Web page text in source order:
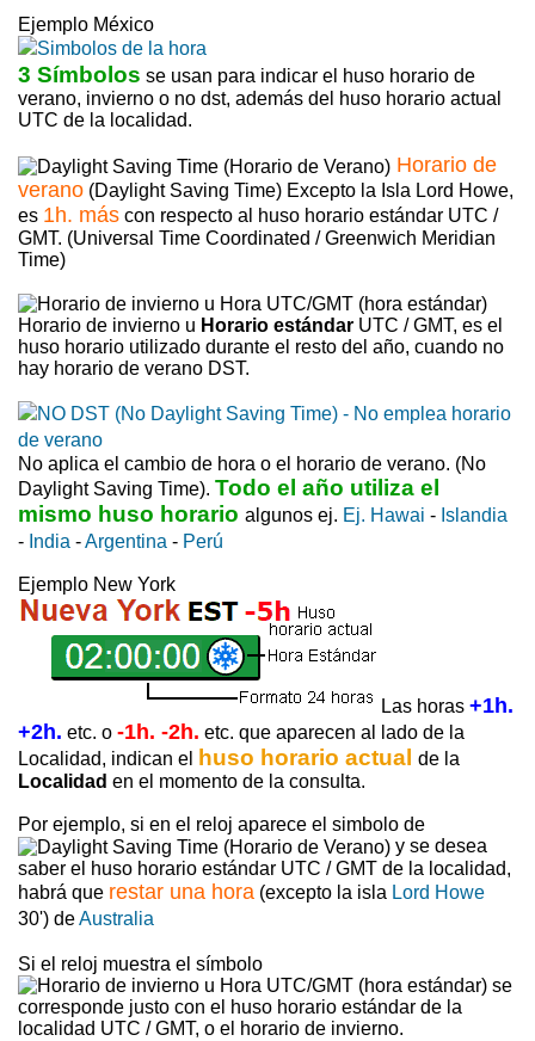
Ejemplo México
3 Símbolos se usan para indicar el huso horario de
verano, invierno o no dst, además del huso horario actual
UTC de la localidad.
Horario de
verano (Daylight Saving Time) Excepto la Isla Lord Howe,
es 1h. más con respecto al huso horario estándar UTC /
GMT. (Universal Time Coordinated / Greenwich Meridian
Time)
Horario de invierno u Horario estándar UTC / GMT, es el
huso horario utilizado durante el resto del año, cuando no
hay horario de verano DST.
No aplica el cambio de hora o el horario de verano. (No
Daylight Saving Time). Todo el año utiliza el
mismo huso horario algunos ej. Ej. Hawai - Islandia
- India -Argentina - Perú
Ejemplo New York
Las horas +1h.
+2h. etc. o -1h. -2h. etc. que aparecen al lado de la
Localidad, indican el
huso horario actual de la
Localidad en el momento de la consulta.
Por ejemplo, si en el reloj aparece el simbolo de
y se desea
saber el huso horario estándar UTC / GMT de la localidad,
habrá que restar una hora (excepto la isla Lord Howe
30') deAustralia
Si el reloj muestra el símbolo
se
corresponde justo con el huso horario estándar de la
localidad UTC / GMT, o el horario de invierno.